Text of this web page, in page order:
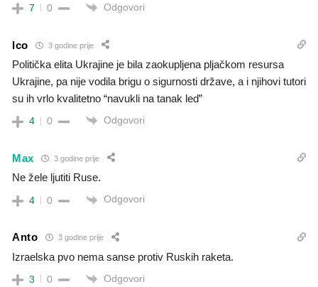
7 0 Odgovori
Ico 3 godine prije
Politička elita Ukrajine je bila zaokupljena pljačkom resursa
Ukrajine, pa nije vodila brigu o sigurnosti države, a i njihovi tutori
su ih vrlo kvalitetno “navukli na tanak led”
4 0 Odgovori
Max 3 godine prije
Ne žele ljutiti Ruse.
4 0 Odgovori
Anto 3 godine prije
Izraelska pvo nema sanse protiv Ruskih raketa.
3 0 Odgovori